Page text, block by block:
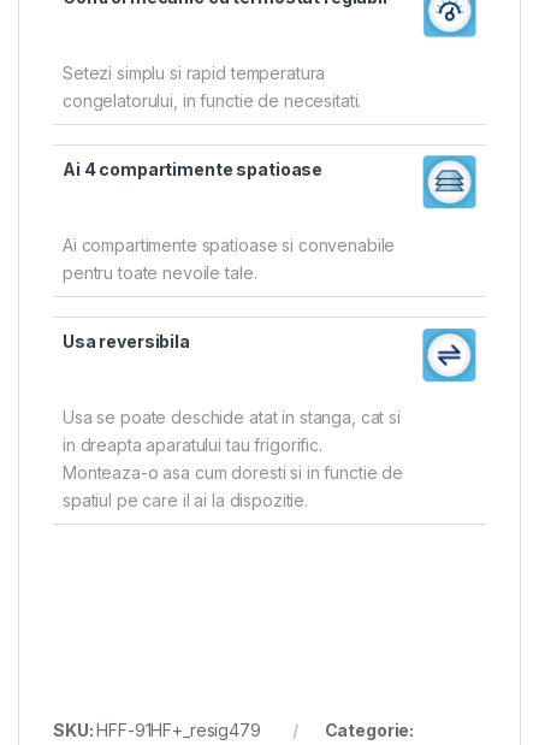
Setezi simplu si rapid temperatura
congelatorului, in functie de necesitati.
Ai 4 compartimente spatioase
Ai compartimente spatioase si convenabile
pentru toate nevoile tale.
Usa reversibila
Usa se poate deschide atat in stanga, cat si
in dreapta aparatului tau frigorific.
Monteaza-o asa cum doresti si in functie de
spatiul pe care il ai la dispozitie.
SKU:HFF-91HF+_resig479
Categorie: